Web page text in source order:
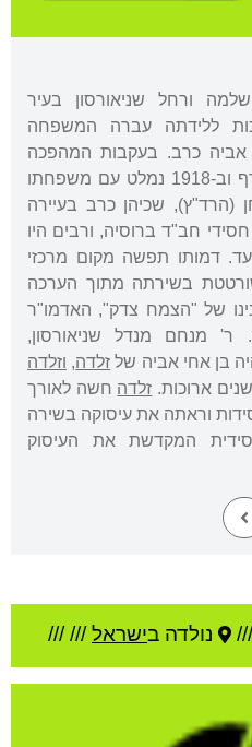
ורחל שניאורסון בעיר
ללידתה עברה המשפחה
אביה כרב. בעקבות המהפכה
הבולשביקית פוטר אביה ונרדף וב-1918 נמלט עם משפחתו
(הרד"ץ), שכיהן כרב בעיירה
חב"ד ברוסיה, ורבים היו
דמותו תפשה מקום מרכזי
בשירתה מתוך הערכה
של "הצמח צדק", האדמו"ר
מנחם מנדל שניאורסון,
בן אחי אביה של זלדה, וזלדה
ארוכות. זלדה חשה לאורך
וראתה את עיסוקה בשירה
המקדשת את העיסוק
נולדה בישראל///
///